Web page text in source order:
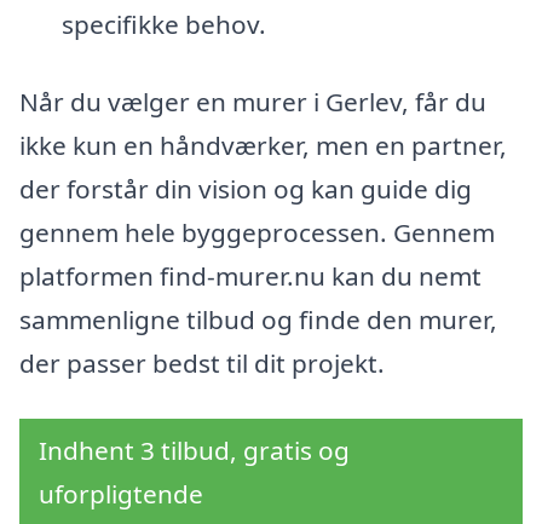
specifikke behov.
Når du vælger en murer i Gerlev, får du
ikke kun en håndværker, men en partner,
der forstår din vision og kan guide dig
gennem hele byggeprocessen. Gennem
platformen find-murer.nu kan du nemt
sammenligne tilbud og finde den murer,
der passer bedst til dit projekt.
Indhent 3 tilbud, gratis og
uforpligtende